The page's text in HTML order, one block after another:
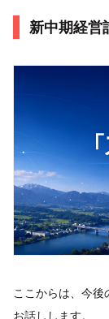
新中期経営
ここからは、今
お話しします。